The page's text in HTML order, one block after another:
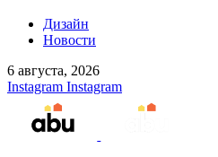
Дизайн
Новости
6 августа, 2026
Instagram Instagram